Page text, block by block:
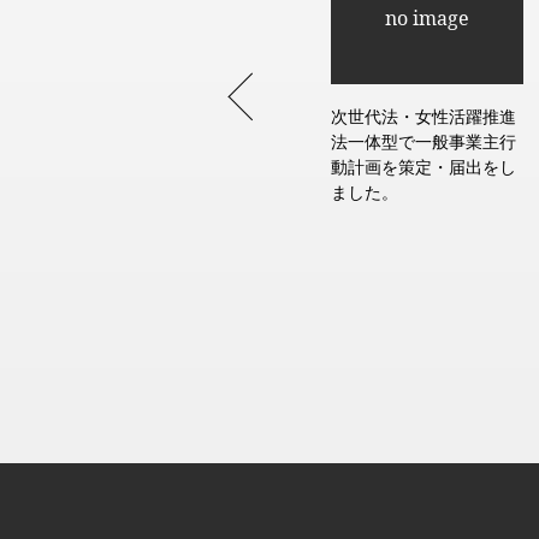
次世代法・女性活躍推進
法一体型で一般事業主行
動計画を策定・届出をし
ました。